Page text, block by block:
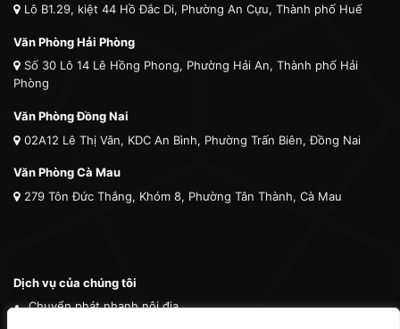
Lô B1.29, kiệt 44 Hồ Đắc Di, Phường An Cựu, Thành phố Huế
Văn Phòng Hải Phòng
Số 30 Lô 14 Lê Hồng Phong, Phường Hải An, Thành phố Hải
Phòng
Văn Phòng Đồng Nai
02A12 Lê Thị Vân, KDC An Bình, Phường Trấn Biên, Đồng Nai
Văn Phòng Cà Mau
279 Tôn Đức Thắng, Khóm 8, Phường Tân Thành, Cà Mau
Dịch vụ của chúng tôi
Chuyển phát nhanh nội địa